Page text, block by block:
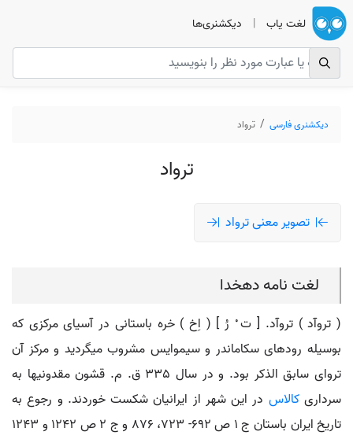
لغت یاب | دیکشنری‌ها
دیکشنری فارسی ترواد
ترواد
تصویر معنی ترواد
لغت نامه دهخدا
( تروآد ) تروآد. [ ت ْ رُ ] ( اِخ ) خره باستانی در آسیای مرکزی که
بوسیله رودهای سکاماندر و سیموایس مشروب میگردید و مرکز آن
تروای سابق الذکر بود. و در سال 335 ق. م. قشون مقدونیها به
سرداریکالاس در این شهر از ایرانیان شکست خوردند. و رجوع به
تاریخ ایران باستان ج 1 ص 692- 723، 876 و ج 2 ص 1242 و 1243